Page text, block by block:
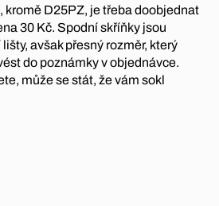
kromě D25PZ, je třeba doobjednat
30 Kč. Spodní skříňky jsou
avšak přesný rozměr, který
do poznámky v objednávce.
může se stát, že vám sokl